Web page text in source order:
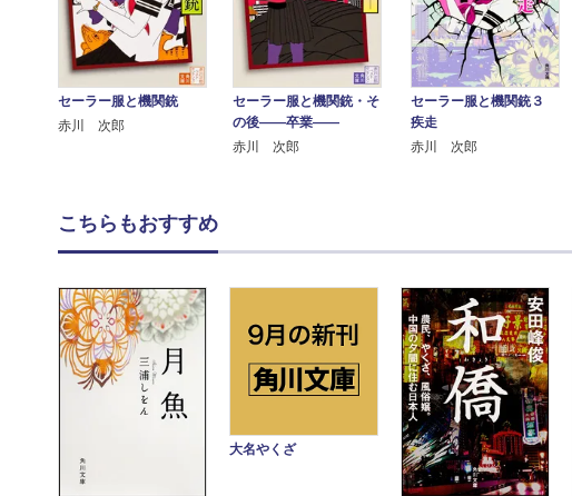
セーラー服と機関銃
赤川 次郎
セーラー服と機関銃・そ
の後――卒業――
赤川 次郎
セーラー服と機関銃３
疾走
赤川 次郎
こちらもおすすめ
大名やくざ